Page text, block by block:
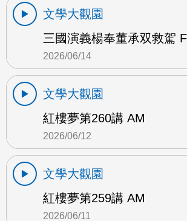
文學大觀園
三國演義楊奉董承双救駕
2026/06/14
文學大觀園
紅樓夢第260講 AM
2026/06/12
文學大觀園
紅樓夢第259講 AM
2026/06/11